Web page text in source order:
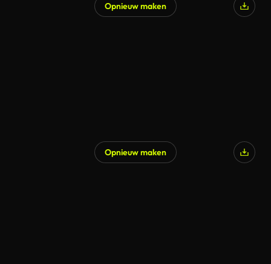
Opnieuw maken
Opnieuw maken